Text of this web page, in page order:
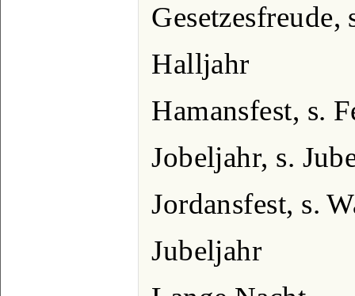
Gesetzesfreude,
Halljahr
Hamansfest, s.
Jobeljahr, s.
Jordansfest, s.
Jubeljahr